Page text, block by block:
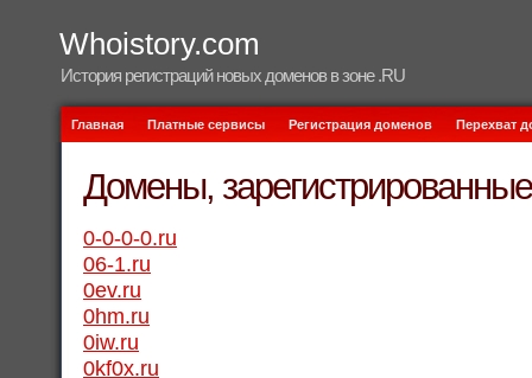
Whoistory.com
История регистраций новых доменов в зоне .RU
Главная Платные сервисы Регистрация доменов Перехват
Домены,
0-0-0-0.ru
06-1.ru
0ev.ru
0hm.ru
0iw.ru
0kf0x.ru